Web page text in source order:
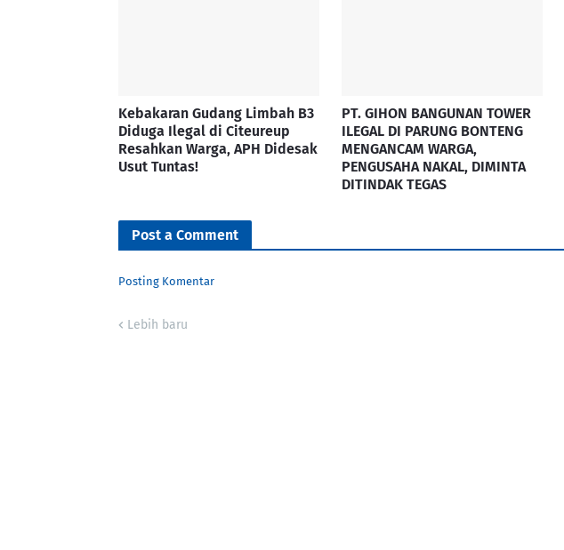
Kebakaran Gudang Limbah B3
Diduga Ilegal di Citeureup
Resahkan Warga, APH Didesak
Usut Tuntas!
PT. GIHON BANGUNAN TOWER
ILEGAL DI PARUNG BONTENG
MENGANCAM WARGA,
PENGUSAHA NAKAL, DIMINTA
DITINDAK TEGAS
Post a Comment
Posting Komentar
Lebih baru